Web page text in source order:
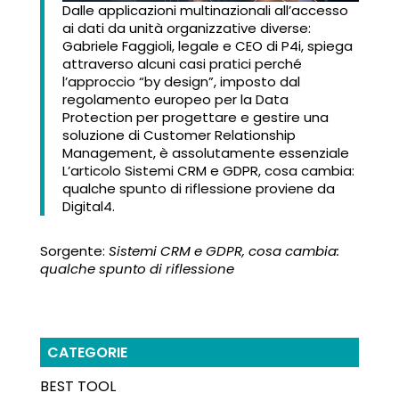
Dalle applicazioni multinazionali all’accesso
ai dati da unità organizzative diverse:
Gabriele Faggioli, legale e CEO di P4i, spiega
attraverso alcuni casi pratici perché
l’approccio “by design”, imposto dal
regolamento europeo per la Data
Protection per progettare e gestire una
soluzione di Customer Relationship
Management, è assolutamente essenziale
L’articolo Sistemi CRM e GDPR, cosa cambia:
qualche spunto di riflessione proviene da
Digital4.
Sorgente: Sistemi CRM e GDPR, cosa cambia:
qualche spunto di riflessione
CATEGORIE
BEST TOOL